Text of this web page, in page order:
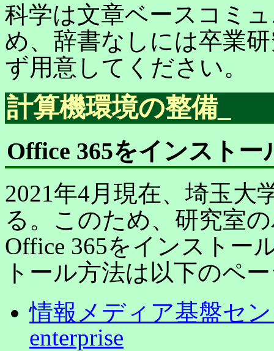
科学は文章ベースコミ
め、辞書なしには卒業
ず用意してください。
計算機環境の整備_
Office 365をインストー
2021年4月現在、埼玉大
る。このため、研究室
Office 365をインストー
トール方法は以下のペ
情報メディア基盤セ
enterprise